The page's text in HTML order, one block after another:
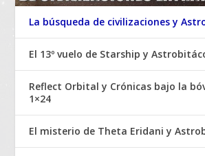
La búsqueda de civilizaciones y
El 13º vuelo de Starship y
Reflect Orbital y Crónicas bajo la
1×24
El misterio de Theta Eridani y